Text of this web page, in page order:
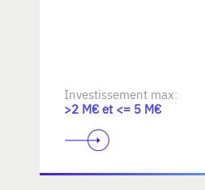
Investissement max:
>2 M€ et <= 5 M€